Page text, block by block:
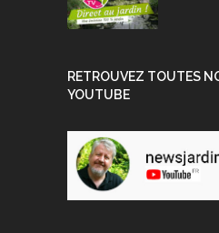
RETROUVEZ TOUTES
YOUTUBE